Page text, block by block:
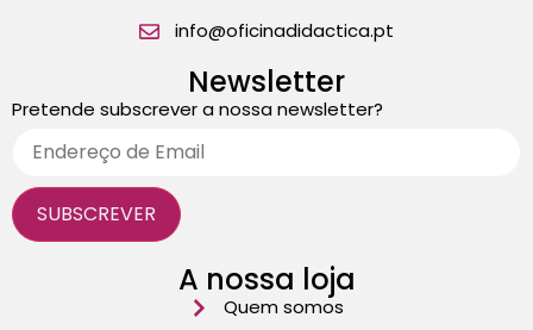
info@oficinadidactica.pt
Newsletter
Pretende subscrever a nossa newsletter?
A nossa loja
Quem somos